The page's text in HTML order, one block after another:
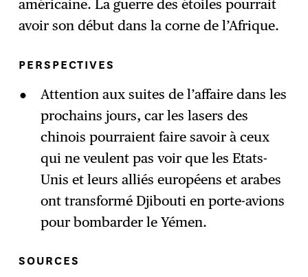
américaine. La guerre des étoiles pourrait
avoir son début dans la corne de l’Afrique.
PERSPECTIVES
Attention aux suites de l’affaire dans les
prochains jours, car les lasers des
chinois pourraient faire savoir à ceux
qui ne veulent pas voir que les Etats-
Unis et leurs alliés européens et arabes
ont transformé Djibouti en porte-avions
pour bombarder le Yémen.
SOURCES